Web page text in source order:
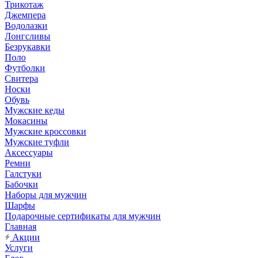
Трикотаж
Джемпера
Водолазки
Лонгсливы
Безрукавки
Поло
Футболки
Свитера
Носки
Обувь
Мужские кеды
Мокасины
Мужские кроссовки
Мужские туфли
Аксессуары
Ремни
Галстуки
Бабочки
Наборы для мужчин
Шарфы
Подарочные сертификаты для мужчин
Главная
Акции
Услуги